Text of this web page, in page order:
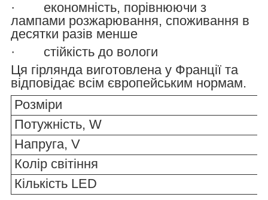
· економність, порівнюючи з
лампами розжарювання, споживання в
десятки разів менше
· стійкість до вологи
Ця гірлянда виготовлена у Франції та
відповідає всім європейським нормам.
Розміри
Потужність, W
Напруга, V
Колір світіння
Кількість LED